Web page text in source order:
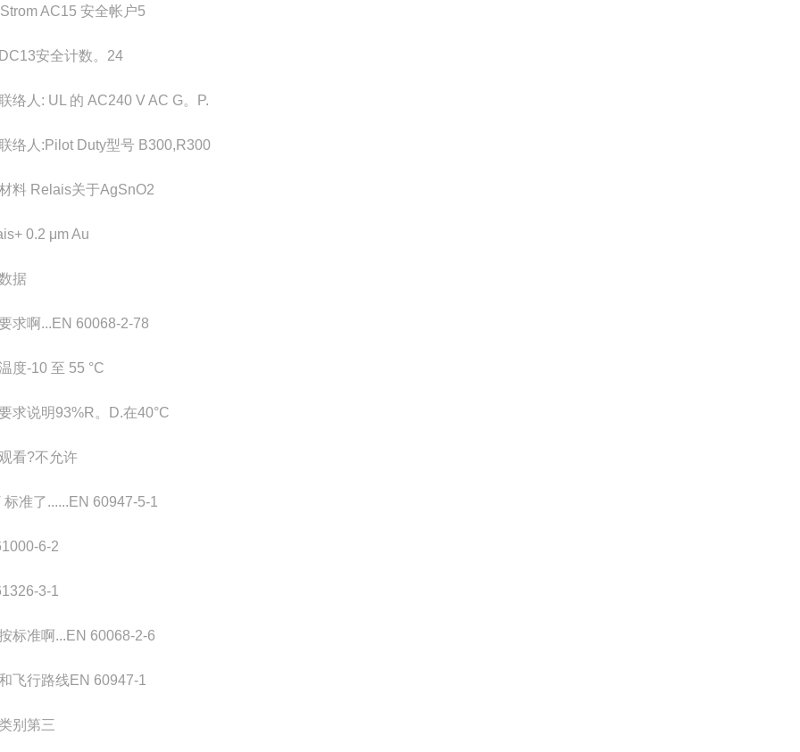
AC15 安全帐户5
安全计数。 24
络人: UL 的 AC240 V AC G。P.
络人:Pilot Duty型号 B300,R300
料 Relais关于AgSnO2
+ 0.2 μm Au
据
求啊... EN 60068-2-78
度-10 至 55 °C
求说明93%R。D.在40°C
看?不允许
标准了...... EN 60947-5-1
6-2
3-1
标准啊... EN 60068-2-6
飞行路线EN 60947-1
别 第三